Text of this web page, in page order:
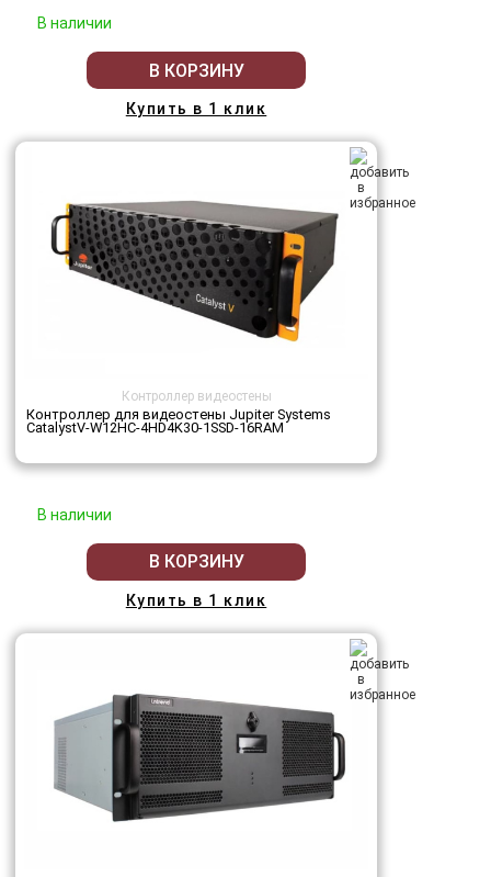
В наличии
В КОРЗИНУ
Купить в 1 клик
Контроллер видеостены
Контроллер для видеостены Jupiter Systems
CatalystV-W12HC-4HD4K30-1SSD-16RAM
В наличии
В КОРЗИНУ
Купить в 1 клик